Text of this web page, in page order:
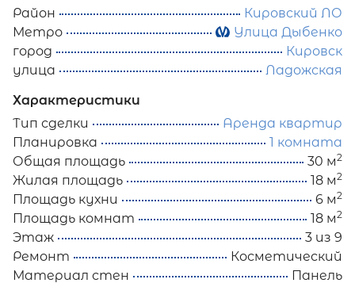
Район
Кировский ЛО
Метро
Улица Дыбенко
город
Кировск
улица
Ладожская
Характеристики
Тип сделки
Аренда квартир
Планировка
1 комната
Общая площадь
30 м2
Жилая площадь 18 м2
Площадь кухни 6 м2
Площадь комнат 18 м2
Этаж
3 из 9
Ремонт
Косметический
Материал стен
Панель